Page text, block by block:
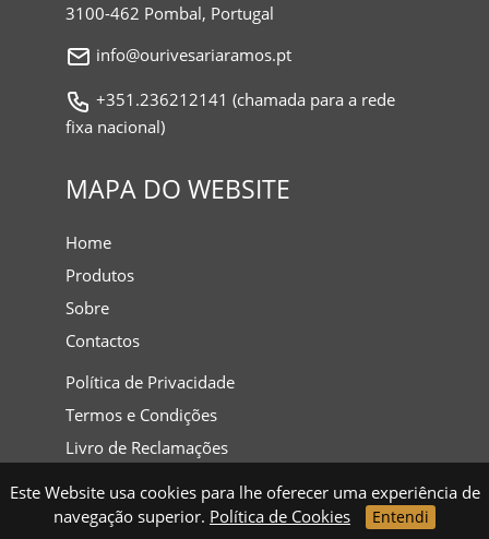
3100-462 Pombal, Portugal
info@ourivesariaramos.pt
+351.236212141 (chamada para a rede
fixa nacional)
MAPA DO WEBSITE
Home
Produtos
Sobre
Contactos
Política de Privacidade
Termos e Condições
Livro de Reclamações
Este Website usa cookies para lhe oferecer uma experiência de
navegação superior. Política de Cookies Entendi